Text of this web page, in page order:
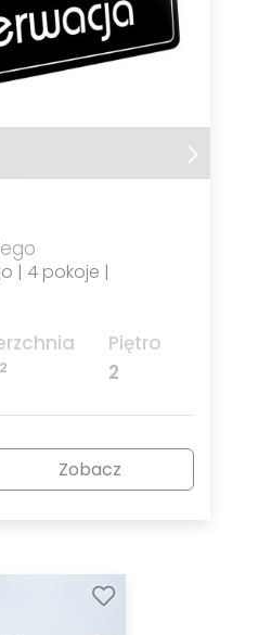
| 4 pokoje |
2
Piętro
2
Zobacz